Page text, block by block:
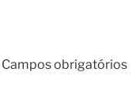
Campos obrigatórios